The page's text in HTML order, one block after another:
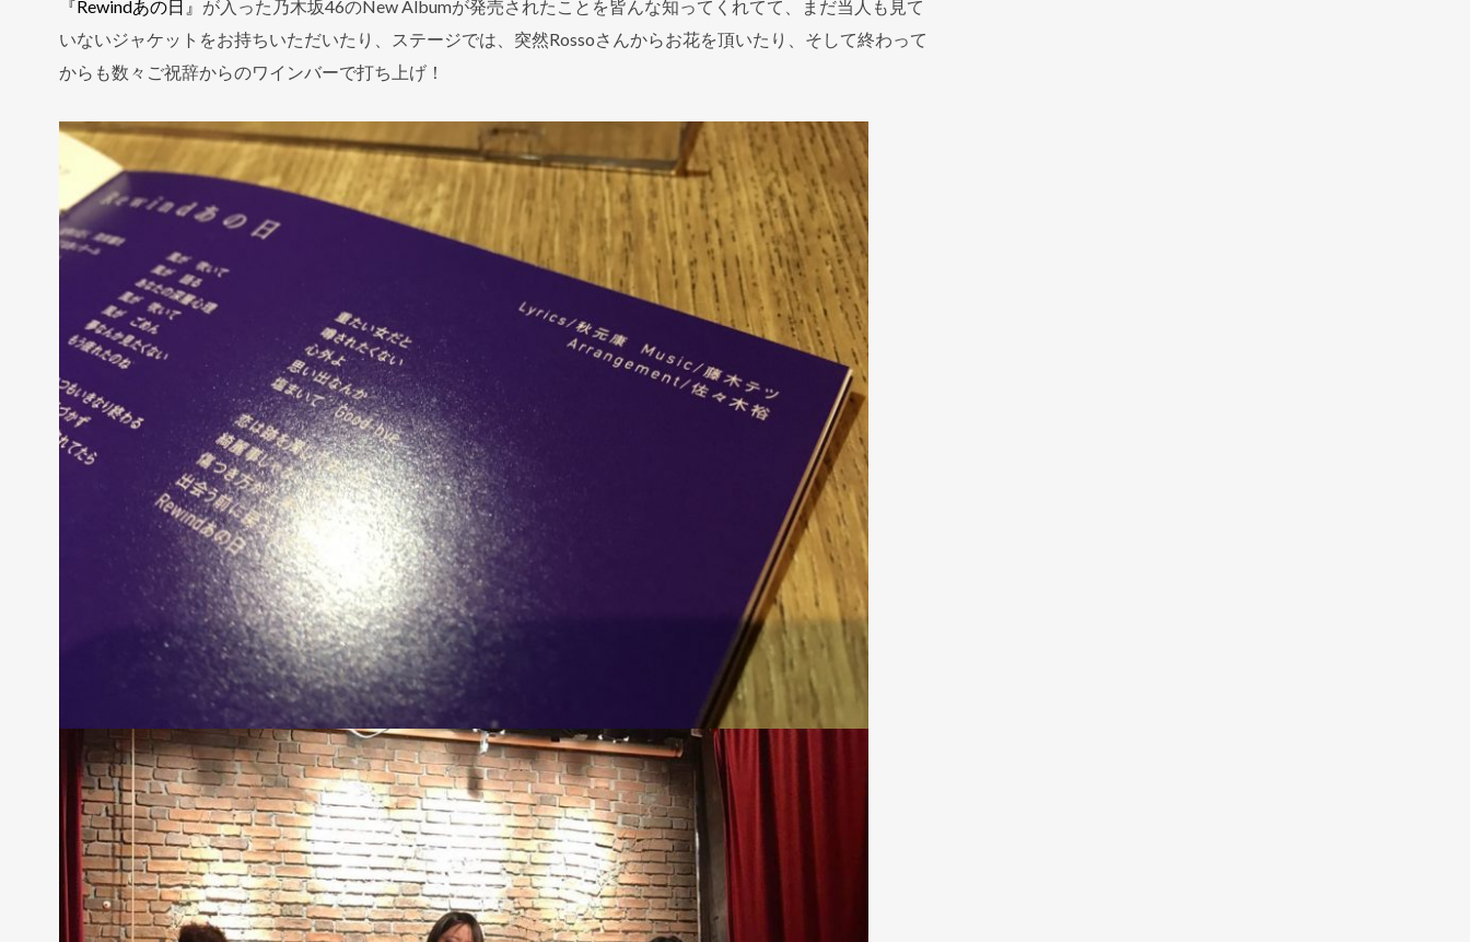
『Rewindあの日』 が入った乃木坂46のNew Albumが発売されたことを皆んな知ってくれてて、まだ当人も見て
いないジャケットをお持ちいただいたり、ステージでは、突然Rossoさんからお花を頂いたり、そして終わって
からも数々ご祝辞からのワインバーで打ち上げ！